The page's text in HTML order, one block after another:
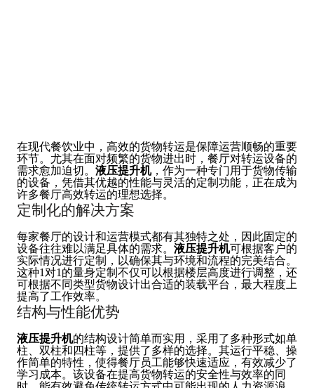
在现代餐饮业中，高效的货物转运是保障运营顺畅的重要
环节。尤其在面对频繁的货物进出时，餐厅对转运设备的
需求愈加迫切。 液压提升机，作为一种专门用于货物传输
的设备，凭借其优越的性能与灵活的定制功能，正在成为
许多餐厅高效转运的理想选择。
定制化的解决方案
每家餐厅的设计和运营模式都有其独特之处，因此固定的
设备往往难以满足具体的需求。 液压提升机可根据客户的
实际情况进行定制，以确保其与环境和流程的完美结合。
这种1对1的量身定制不仅可以根据楼层高度进行调整，还
可根据不同类型货物设计出合适的装载平台，最大程度上
提高了工作效率。
结构与性能优势
液压提升机的结构设计简单而实用，采用了多种形式如单
柱、双柱和四柱等，提供了多样的选择。其运行平稳、操
作简单的特性，使得餐厅员工能够快速适应，有效减少了
学习成本。该设备在提高货物转运的安全性与效率的同